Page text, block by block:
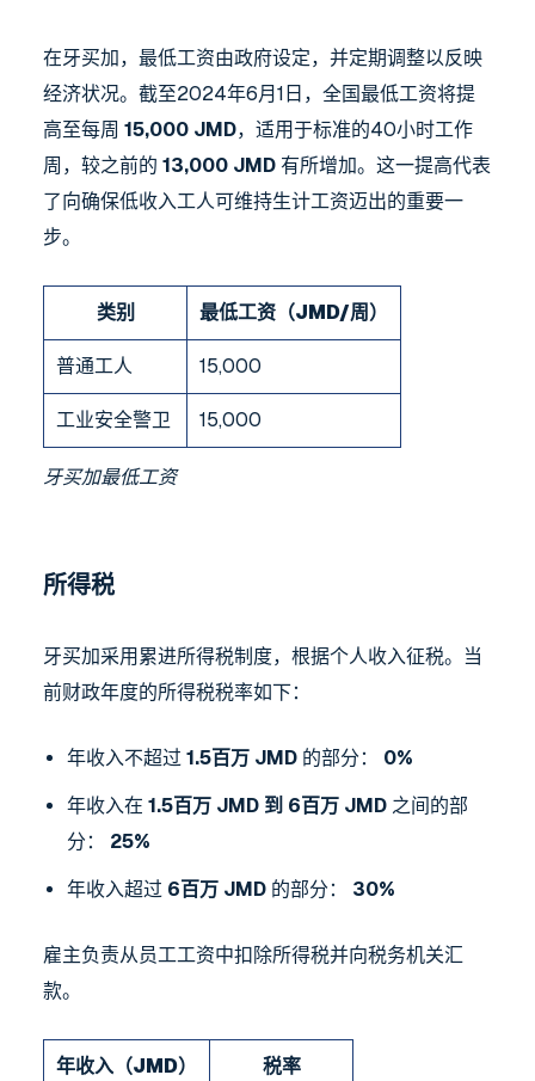
在牙买加，最低工资由政府设定，并定期调整以反映
经济状况。截至2024年6月1日，全国最低工资将提
高至每周 15,000 JMD，适用于标准的40小时工作
周，较之前的 13,000 JMD 有所增加。这一提高代表
了向确保低收入工人可维持生计工资迈出的重要一
步。
类别 最低工资（JMD/周）
普通工人 15,000
工业安全警卫 15,000
牙买加最低工资
所得税
牙买加采用累进所得税制度，根据个人收入征税。当
前财政年度的所得税税率如下：
年收入不超过 1.5百万 JMD 的部分： 0%
年收入在 1.5百万 JMD 到 6百万 JMD 之间的部
分： 25%
年收入超过 6百万 JMD 的部分： 30%
雇主负责从员工工资中扣除所得税并向税务机关汇
款。
年收入（JMD） 税率